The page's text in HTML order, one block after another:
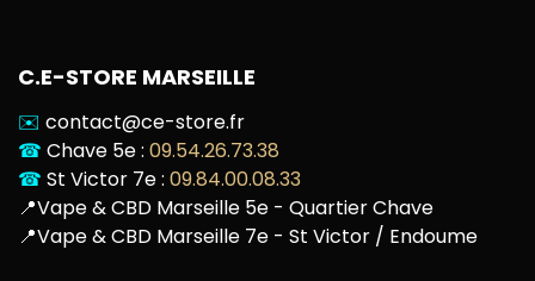
C.E-STORE MARSEILLE
✉️ contact@ce-store.fr
☎ Chave 5e : 09.54.26.73.38
☎ St Victor 7e : 09.84.00.08.33
📍Vape & CBD Marseille 5e - Quartier Chave
📍Vape & CBD Marseille 7e - St Victor / Endoume